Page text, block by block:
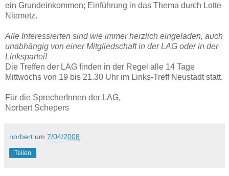
ein Grundeinkommen; Einführung in das Thema durch Lotte
Niemetz.
Alle Interessierten sind wie immer herzlich eingeladen, auch
unabhängig von einer Mitgliedschaft in der LAG oder in der
Linkspartei!
Die Treffen der LAG finden in der Regel alle 14 Tage
Mittwochs von 19 bis 21.30 Uhr im Links-Treff Neustadt statt.
Für die SprecherInnen der LAG,
Norbert Schepers
norbert um 7/04/2008
Teilen